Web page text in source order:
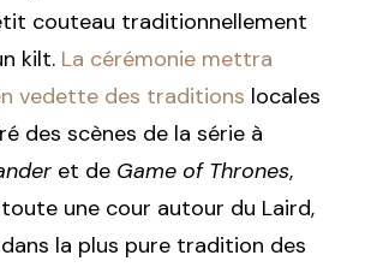
couteau traditionnellement
kilt. La cérémonie mettra
vedette des traditions locales
des scènes de la série à
et de Game of Thrones,
une cour autour du Laird,
la plus pure tradition des